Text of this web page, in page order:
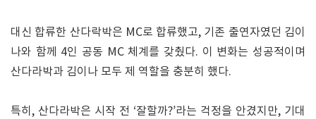
대신 합류한 산다락박은 MC로 합류했고, 기존 출연자였던 김이
나와 함께 4인 공동 MC 체계를 갖췄다. 이 변화는 성공적이며
산다라박과 김이나 모두 제 역할을 충분히 했다.
특히, 산다라박은 시작 전 ‘잘할까?’라는 걱정을 안겼지만, 기대